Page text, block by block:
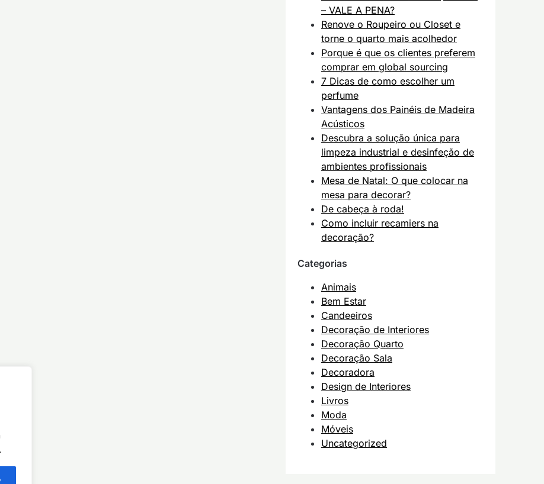
– VALE A PENA?
Renove o Roupeiro ou Closet e
torne o quarto mais acolhedor
Porque é que os clientes preferem
comprar em global sourcing
7 Dicas de como escolher um
perfume
Vantagens dos Painéis de Madeira
Acústicos
Descubra a solução única para
limpeza industrial e desinfeção de
ambientes profissionais
Mesa de Natal: O que colocar na
mesa para decorar?
De cabeça à roda!
Como incluir recamiers na
decoração?
Categorias
Animais
Bem Estar
Candeeiros
Decoração de Interiores
Decoração Quarto
Decoração Sala
Decoradora
Design de Interiores
Livros
Moda
Móveis
Uncategorized